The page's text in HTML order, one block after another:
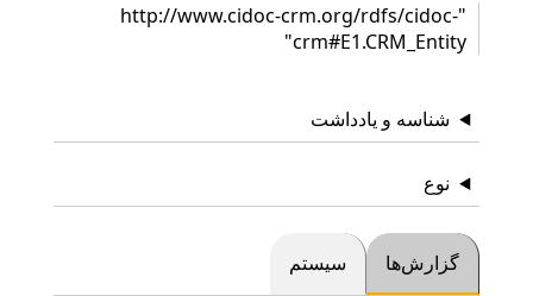
"http://www.cidoc-crm.org/rdfs/cidoc-
crm#E1.CRM_Entity"
شناسه و یادداشت
نوع
گزارش‌ها سیستم